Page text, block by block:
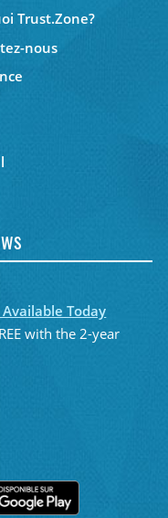
Trust.Zone?
nous
Available Today
with the 2-year